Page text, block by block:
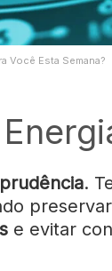
Você Esta Semana?
prudência.
e evitar